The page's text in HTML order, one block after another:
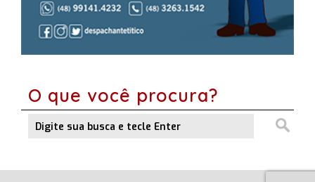
O que você procura?